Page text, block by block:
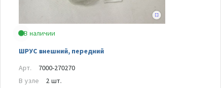
В наличии
ШРУС внешний, передний
Арт.
7000-270270
В узле
2 шт.